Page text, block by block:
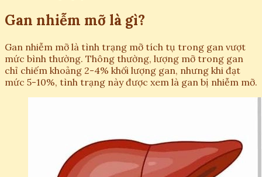
Gan nhiễm mỡ là gì?
Gan nhiễm mỡ là tình trạng mỡ tích tụ trong gan vượt
mức bình thường. Thông thường, lượng mỡ trong gan
chỉ chiếm khoảng 2-4% khối lượng gan, nhưng khi đạt
mức 5-10%, tình trạng này được xem là gan bị nhiễm mỡ.